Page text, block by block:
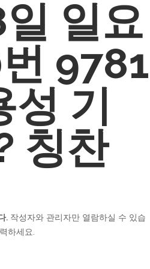
일요
9781
성 기
칭찬
. 작성자와 관리자만 열람하실 수 있습
하세요.